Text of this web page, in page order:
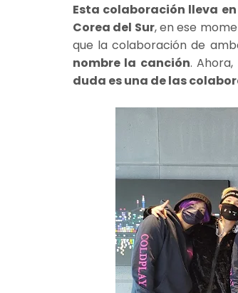
Esta colaboración lleva
Corea del Sur, en ese
que la colaboración de
nombre la canción.
duda es una de las